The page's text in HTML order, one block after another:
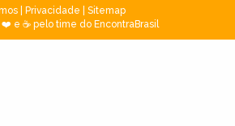
| Privacidade
Sitemap
e ☕ pelo time do EncontraBrasil